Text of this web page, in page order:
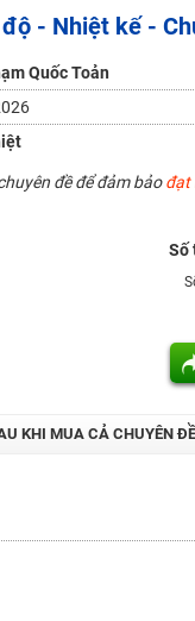
điểm
(Từ 16-18/07/2025)
và nổi tiếng
- Nhiệt kế -
Quốc Toản
đề để đảm bảođạt
Số
KHI MUA CẢ CHUYÊN ĐỀ